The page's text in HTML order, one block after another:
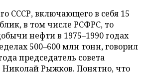
СССР, включающего в себя 15
в том числе РСФРС, то
нефти в 1975–1990 годах
500–600 млн тонн, говорил
председатель совета
Рыжков. Понятно, что